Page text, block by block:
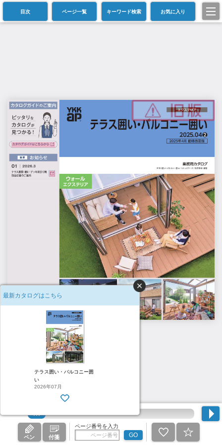
目次 ページ一覧 キーワード検索 お気に入り
ペン 付箋
ページ番号を入力
GO
最新カタログはこちら
テラス囲い・バルコニー囲
い
2026年07月